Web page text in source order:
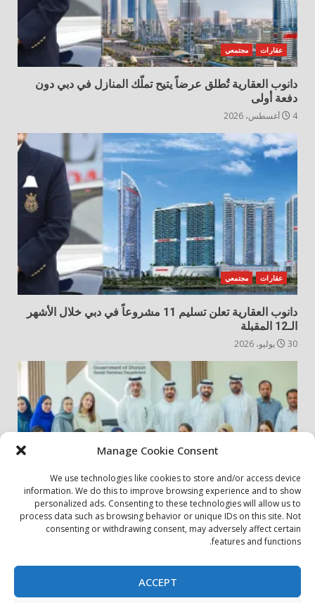
Manage Cookie Consent
We use technologies like cookies to store and/or access device
information. We do this to improve browsing experience and to show
personalized ads. Consenting to these technologies will allow us to
process data such as browsing behavior or unique IDs on this site. Not
consenting or withdrawing consent, may adversely affect certain
features and functions.
ACCEPT
عقارات مجتمعي
دانوب العقارية تُطلق عرضاً يتيح تملّك المنازل في دبي دون
دفعة أولى
4 أغسطس، 2026
عقارات مجتمعي
دانوب العقارية تعلن تسليم 11 مشروعاً في دبي خلال الأشهر
الـ12 المقبلة
30 يوليو، 2026
أخبار المجتمع مجتمعي
الشارقة لإدارة الأصول تنظم زيارة إلى دار رعاية المسنين
بيان الخصوصية سياسة ملفات تعريف الارتباط اتصل بنا